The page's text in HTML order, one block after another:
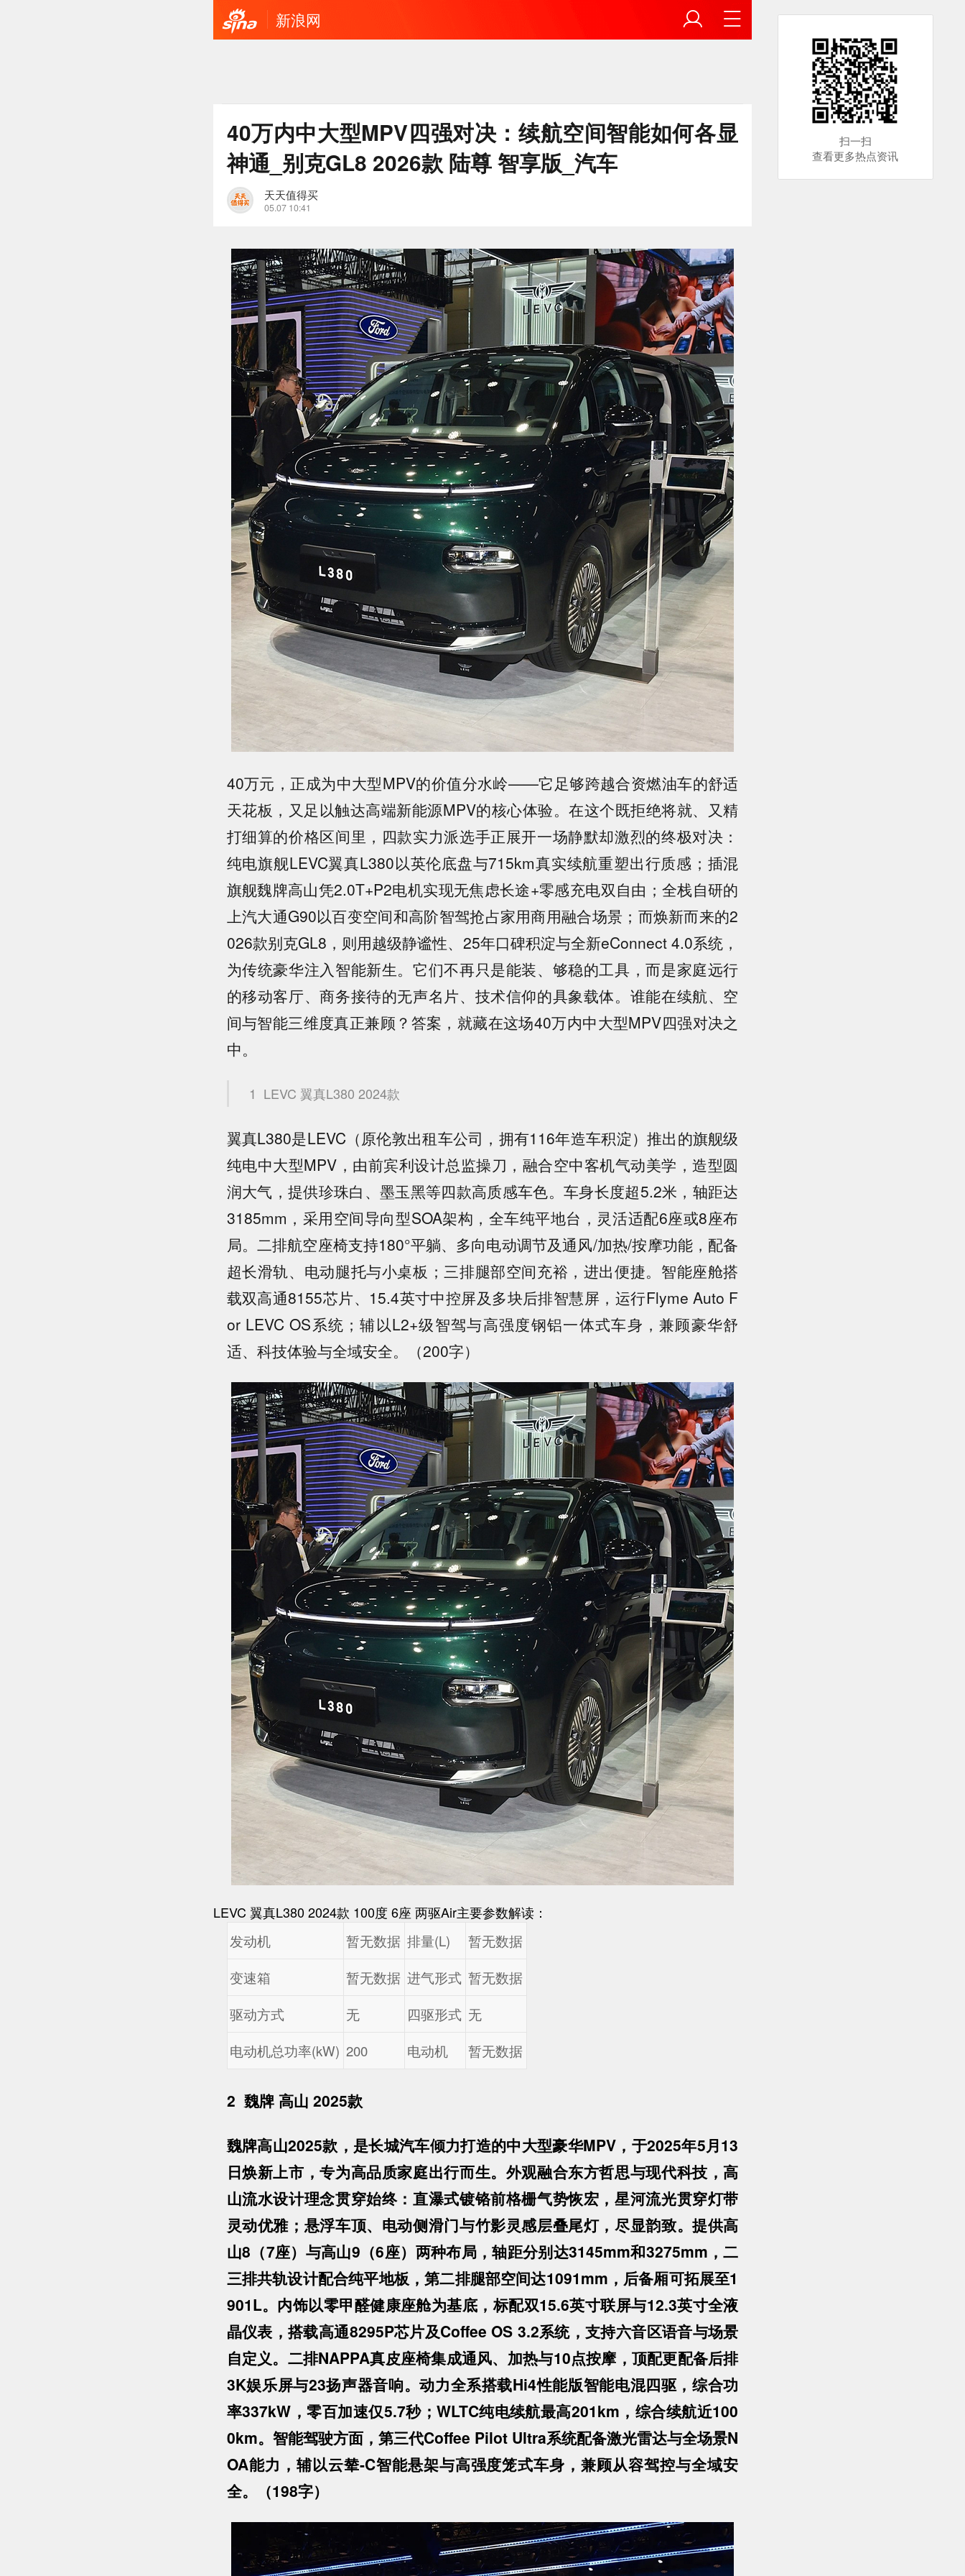
新浪网
40万内中大型MPV四强对决：续航空间智能如何各显
神通_别克GL8 2026款 陆尊 智享版_汽车
天天值得买
05.07 10:41
40万元，正成为中大型MPV的价值分水岭——它足够跨越合资燃油车的舒适
天花板，又足以触达高端新能源MPV的核心体验。在这个既拒绝将就、又精
打细算的价格区间里，四款实力派选手正展开一场静默却激烈的终极对决：
纯电旗舰LEVC翼真L380以英伦底盘与715km真实续航重塑出行质感；插混
旗舰魏牌高山凭2.0T+P2电机实现无焦虑长途+零感充电双自由；全栈自研的
上汽大通G90以百变空间和高阶智驾抢占家用商用融合场景；而焕新而来的2
026款别克GL8，则用越级静谧性、25年口碑积淀与全新eConnect 4.0系统，
为传统豪华注入智能新生。它们不再只是能装、够稳的工具，而是家庭远行
的移动客厅、商务接待的无声名片、技术信仰的具象载体。谁能在续航、空
间与智能三维度真正兼顾？答案，就藏在这场40万内中大型MPV四强对决之
中。
1 LEVC 翼真L380 2024款
翼真L380是LEVC（原伦敦出租车公司，拥有116年造车积淀）推出的旗舰级
纯电中大型MPV，由前宾利设计总监操刀，融合空中客机气动美学，造型圆
润大气，提供珍珠白、墨玉黑等四款高质感车色。车身长度超5.2米，轴距达
3185mm，采用空间导向型SOA架构，全车纯平地台，灵活适配6座或8座布
局。二排航空座椅支持180°平躺、多向电动调节及通风/加热/按摩功能，配备
超长滑轨、电动腿托与小桌板；三排腿部空间充裕，进出便捷。智能座舱搭
载双高通8155芯片、15.4英寸中控屏及多块后排智慧屏，运行Flyme Auto F
or LEVC OS系统；辅以L2+级智驾与高强度钢铝一体式车身，兼顾豪华舒
适、科技体验与全域安全。（200字）
LEVC 翼真L380 2024款 100度 6座 两驱Air主要参数解读：
发动机
暂无数据 排量(L)
暂无数据
变速箱
暂无数据 进气形式 暂无数据
驱动方式
无 四驱形式 无
电动机总功率(kW) 200 电动机 暂无数据
2 魏牌 高山 2025款
魏牌高山2025款，是长城汽车倾力打造的中大型豪华MPV，于2025年5月13
日焕新上市，专为高品质家庭出行而生。外观融合东方哲思与现代科技，高
山流水设计理念贯穿始终：直瀑式镀铬前格栅气势恢宏，星河流光贯穿灯带
灵动优雅；悬浮车顶、电动侧滑门与竹影灵感层叠尾灯，尽显韵致。提供高
山8（7座）与高山9（6座）两种布局，轴距分别达3145mm和3275mm，二
三排共轨设计配合纯平地板，第二排腿部空间达1091mm，后备厢可拓展至1
901L。内饰以零甲醛健康座舱为基底，标配双15.6英寸联屏与12.3英寸全液
晶仪表，搭载高通8295P芯片及Coffee OS 3.2系统，支持六音区语音与场景
自定义。二排NAPPA真皮座椅集成通风、加热与10点按摩，顶配更配备后排
3K娱乐屏与23扬声器音响。动力全系搭载Hi4性能版智能电混四驱，综合功
率337kW，零百加速仅5.7秒；WLTC纯电续航最高201km，综合续航近100
0km。智能驾驶方面，第三代Coffee Pilot Ultra系统配备激光雷达与全场景N
OA能力，辅以云辇-C智能悬架与高强度笼式车身，兼顾从容驾控与全域安
全。（198字）
扫一扫
查看更多热点资讯